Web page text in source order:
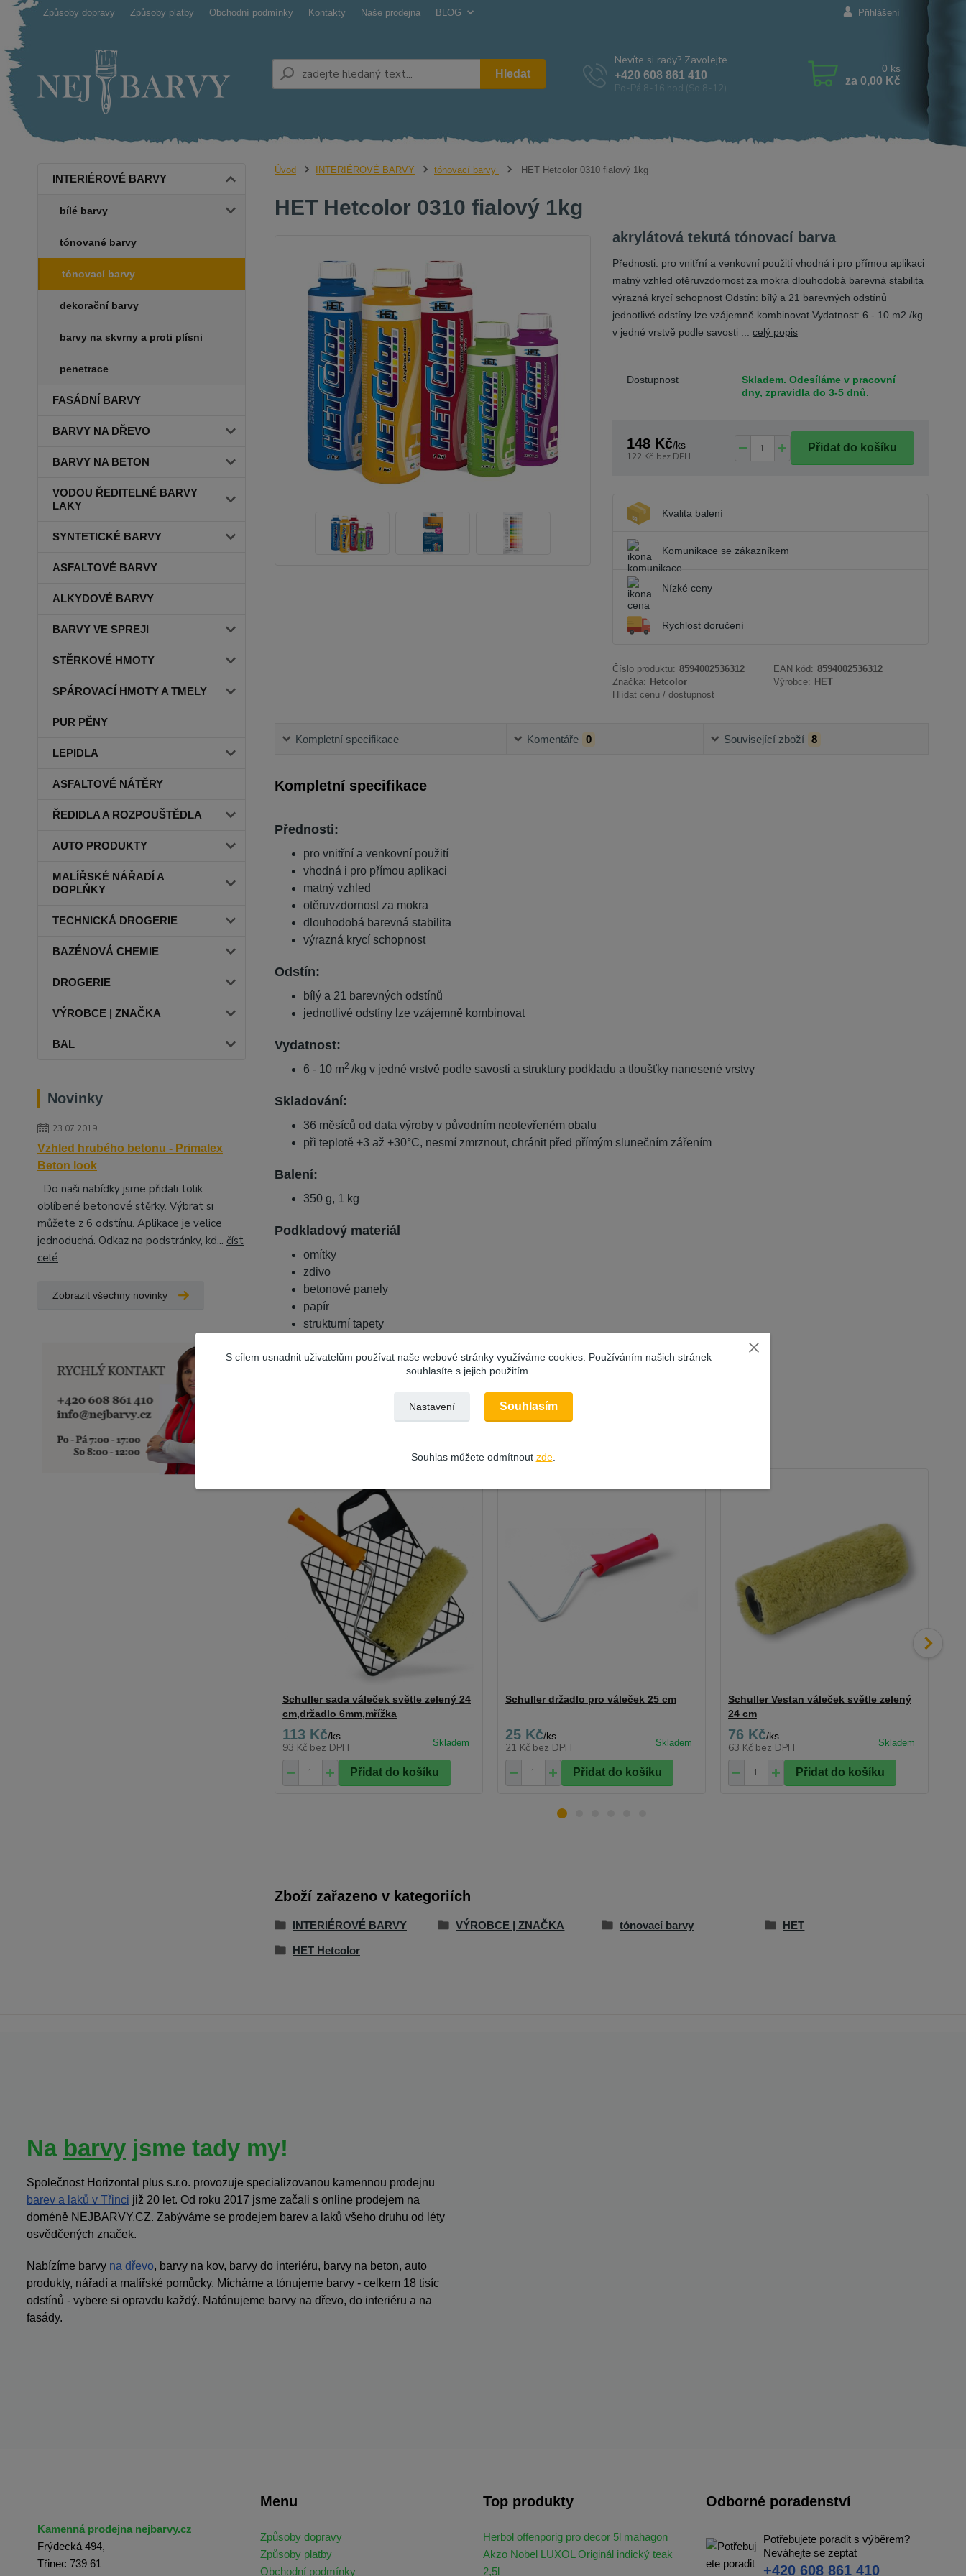
Způsoby dopravy Způsoby platby Obchodní podmínky Kontakty Naše prodejna BLOG Přihlášení
Hledat
Nevíte si rady? Zavolejte.
+420 608 861 410
Po-Pá 8-16 hod (So 8-12)
0 ks
za 0,00 Kč
INTERIÉROVÉ BARVY
bílé barvy
tónované barvy
tónovací barvy
dekorační barvy
barvy na skvrny a proti plísni
penetrace
FASÁDNÍ BARVY
BARVY NA DŘEVO
BARVY NA BETON
VODOU ŘEDITELNÉ BARVY
LAKY
SYNTETICKÉ BARVY
ASFALTOVÉ BARVY
ALKYDOVÉ BARVY
BARVY VE SPREJI
STĚRKOVÉ HMOTY
SPÁROVACÍ HMOTY A TMELY
PUR PĚNY
LEPIDLA
ASFALTOVÉ NÁTĚRY
ŘEDIDLA A ROZPOUŠTĚDLA
AUTO PRODUKTY
MALÍŘSKÉ NÁŘADÍ A
DOPLŇKY
TECHNICKÁ DROGERIE
BAZÉNOVÁ CHEMIE
DROGERIE
VÝROBCE | ZNAČKA
BAL
Novinky
23.07.2019
Vzhled hrubého betonu - Primalex
Beton look
Do naši nabídky jsme přidali tolik
oblíbené betonové stěrky. Výbrat si
můžete z 6 odstínu. Aplikace je velice
jednoduchá. Odkaz na podstránky, kd... číst
celé
Zobrazit všechny novinky
Úvod INTERIÉROVÉ BARVY tónovací barvy HET Hetcolor 0310 fialový 1kg
HET Hetcolor 0310 fialový 1kg
akrylátová tekutá tónovací barva
Přednosti: pro vnitřní a venkovní použití vhodná i pro přímou aplikaci
matný vzhled otěruvzdornost za mokra dlouhodobá barevná stabilita
výrazná krycí schopnost Odstín: bílý a 21 barevných odstínů
jednotlivé odstíny lze vzájemně kombinovat Vydatnost: 6 - 10 m2 /kg
v jedné vrstvě podle savosti ... celý popis
Dostupnost
Skladem. Odesíláme v pracovní
dny, zpravidla do 3-5 dnů.
148 Kč/ks
122 Kč bez DPH
Přidat do košíku
Kvalita balení
Komunikace se zákazníkem
Nízké ceny
Rychlost doručení
Číslo produktu: 8594002536312 EAN kód: 8594002536312
Značka: Hetcolor Výrobce: HET
Hlídat cenu / dostupnost
Kompletní specifikace Komentáře 0 Související zboží 8
Kompletní specifikace
Přednosti:
pro vnitřní a venkovní použití
vhodná i pro přímou aplikaci
matný vzhled
otěruvzdornost za mokra
dlouhodobá barevná stabilita
výrazná krycí schopnost
Odstín:
bílý a 21 barevných odstínů
jednotlivé odstíny lze vzájemně kombinovat
Vydatnost:
6 - 10 m2 /kg v jedné vrstvě podle savosti a struktury podkladu a tloušťky nanesené vrstvy
Skladování:
36 měsíců od data výroby v původním neotevřeném obalu
při teplotě +3 až +30°C, nesmí zmrznout, chránit před přímým slunečním zářením
Balení:
350 g, 1 kg
Podkladový materiál
omítky
zdivo
betonové panely
papír
strukturní tapety
sádrokarton
Schuller sada váleček světle zelený 24
cm,držadlo 6mm,mřížka
113 Kč/ks
93 Kč bez DPH
Přidat do košíku
Schuller držadlo pro váleček 25 cm
25 Kč/ks
21 Kč bez DPH
Přidat do košíku
Schuller Vestan váleček světle zelený
24 cm
76 Kč/ks
63 Kč bez DPH
Přidat do košíku
Zboží zařazeno v kategoriích
INTERIÉROVÉ BARVY VÝROBCE | ZNAČKA tónovací barvy HET
HET Hetcolor
Na barvy jsme tady my!
Společnost Horizontal plus s.r.o. provozuje specializovanou kamennou prodejnu
barev a laků v Třinci již 20 let. Od roku 2017 jsme začali s online prodejem na
doméně NEJBARVY.CZ. Zabýváme se prodejem barev a laků všeho druhu od léty
osvědčených značek.
Nabízíme barvy na dřevo, barvy na kov, barvy do interiéru, barvy na beton, auto
produkty, nářadí a malířské pomůcky. Mícháme a tónujeme barvy - celkem 18 tisíc
odstínů - vybere si opravdu každý. Natónujeme barvy na dřevo, do interiéru a na
fasády.
Kamenná prodejna nejbarvy.cz
Frýdecká 494,
Třinec 739 61
Menu
Způsoby dopravy
Způsoby platby
Obchodní podmínky
Top produkty
Herbol offenporig pro decor 5l mahagon
Akzo Nobel LUXOL Originál indický teak
2,5l
Odborné poradenství
Potřebujete poradit s výběrem?
Neváhejte se zeptat
+420 608 861 410
S cílem usnadnit uživatelům používat naše webové stránky využíváme cookies. Používáním našich stránek
souhlasíte s jejich použitím.
Nastavení Souhlasím
Souhlas můžete odmítnout zde.